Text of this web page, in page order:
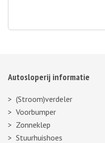
Autosloperij informatie
(Stroom)verdeler
Voorbumper
Zonneklep
Stuurhuishoes